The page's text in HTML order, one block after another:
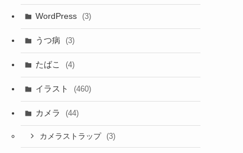
WordPress (3)
うつ病 (3)
たばこ (4)
イラスト (460)
カメラ (44)
カメラストラップ (3)